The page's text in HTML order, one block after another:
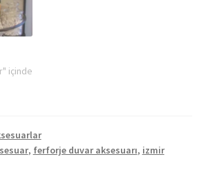
içinde
, ferforje duvar aksesuarı, izmir